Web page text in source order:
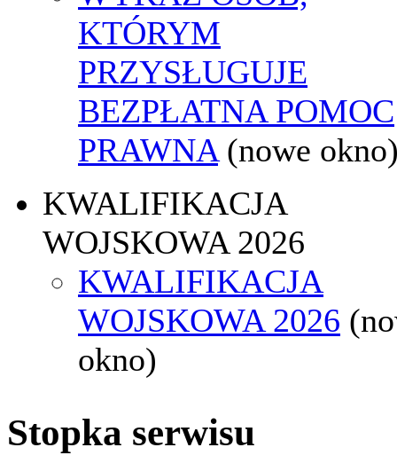
KTÓRYM
PRZYSŁUGUJE
BEZPŁATNA POMOC
PRAWNA (nowe
KWALIFIKACJA
WOJSKOWA 2026
KWALIFIKACJA
WOJSKOWA 2026
okno)
Stopka serwisu